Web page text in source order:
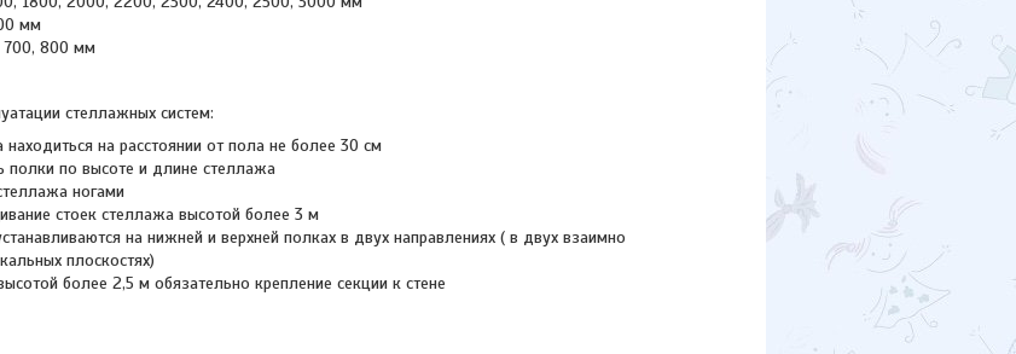
мм
700, 800 мм
стеллажных систем:
на расстоянии от пола не более 30 см
полки по высоте и длине стеллажа
ногами
стоек стеллажа высотой более 3 м
на нижней и верхней полках в двух направлениях ( в двух взаимно
плоскостях)
более 2,5 м обязательно крепление секции к стене